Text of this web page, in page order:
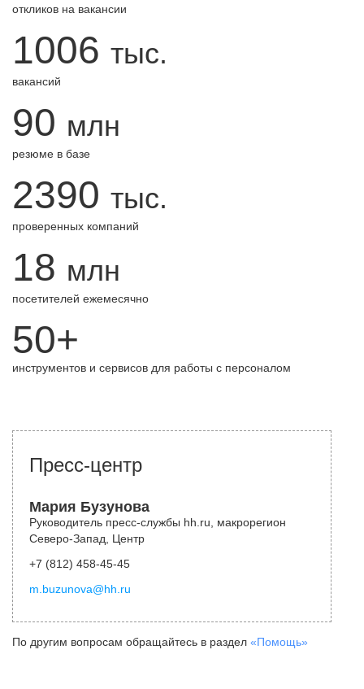
откликов на вакансии
1006 тыс.
вакансий
90 млн
резюме в базе
2390 тыс.
проверенных компаний
18 млн
посетителей ежемесячно
50+
инструментов и сервисов для работы с персоналом
Пресс-центр
Мария Бузунова
Руководитель пресс-службы hh.ru, макрорегион
Северо-Запад, Центр
+7 (812) 458-45-45
m.buzunova@hh.ru
По другим вопросам обращайтесь в раздел «Помощь»